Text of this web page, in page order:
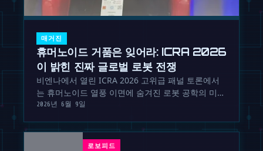
매거진
휴머노이드 거품은 잊어라: ICRA 2026
이 밝힌 진짜 글로벌 로봇 전쟁
비엔나에서 열린 ICRA 2026 고위급 패널 토론에서
는 휴머노이드 열풍 이면에 숨겨진 로봇 공학의 미래
를 결정짓는 냉혹한 지정학적 현실이 공개되었습니
2026년 6월 9일
로보피드